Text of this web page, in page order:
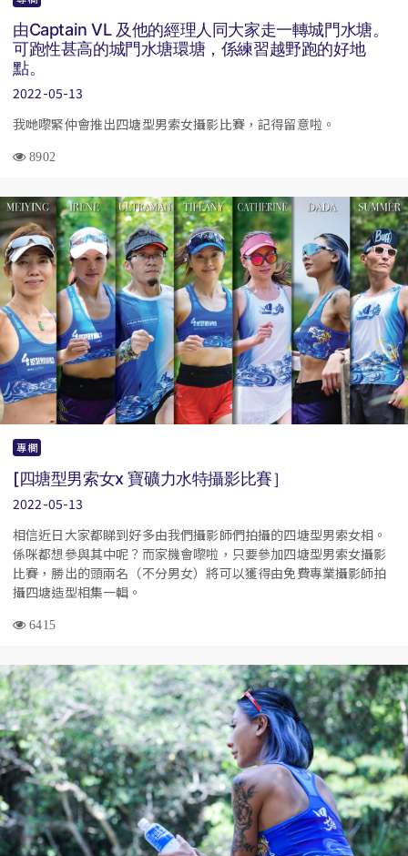
由Captain VL 及他的經理人同大家走一轉城門水塘。
可跑性甚高的城門水塘環塘，係練習越野跑的好地
點。
2022-05-13
我哋嚟緊仲會推出四塘型男索女攝影比賽，記得留意啦。
8902
專欄
[四塘型男索女x 寶礦力水特攝影比賽］
2022-05-13
相信近日大家都睇到好多由我們攝影師們拍攝的四塘型男索女相。
係咪都想參與其中呢？而家機會嚟啦，只要參加四塘型男索女攝影
比賽，勝出的頭兩名（不分男女）將可以獲得由免費專業攝影師拍
攝四塘造型相集一輯。
6415